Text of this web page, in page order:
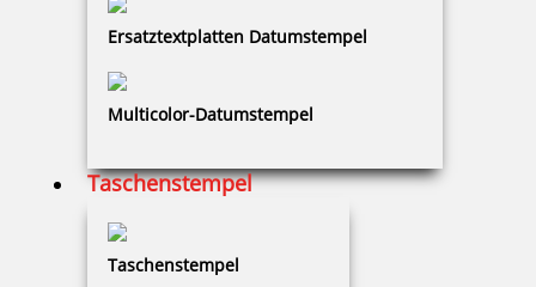
Ersatztextplatten Datumstempel
Multicolor-Datumstempel
Taschenstempel
Taschenstempel
72,73 €